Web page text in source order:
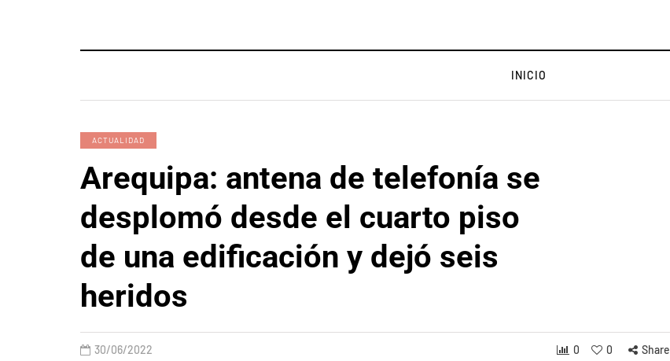
INICIO
ACTUALIDAD
Arequipa: antena de telefonía se
desplomó desde el cuarto piso
de una edificación y dejó seis
heridos
30/06/2022 0 0 Share